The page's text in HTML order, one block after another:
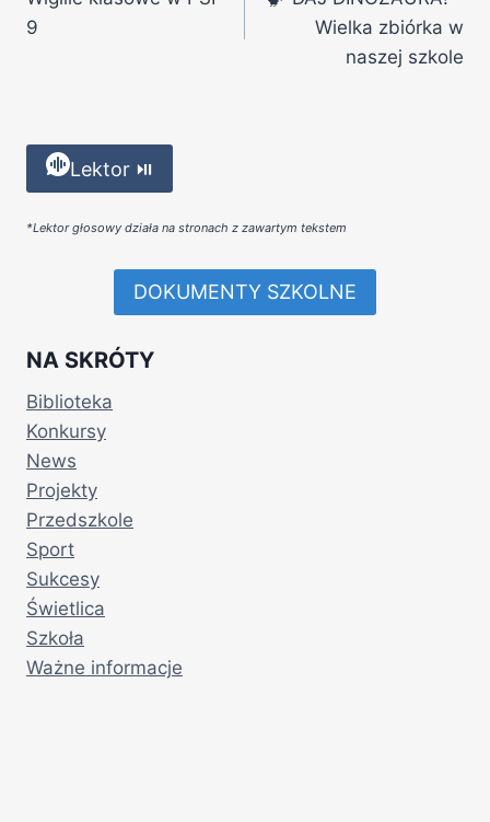
9
Wielka zbiórka w
naszej szkole
Lektor ⏯
*Lektor głosowy działa na stronach z zawartym tekstem
DOKUMENTY SZKOLNE
NA SKRÓTY
Biblioteka
Konkursy
News
Projekty
Przedszkole
Sport
Sukcesy
Świetlica
Szkoła
Ważne informacje